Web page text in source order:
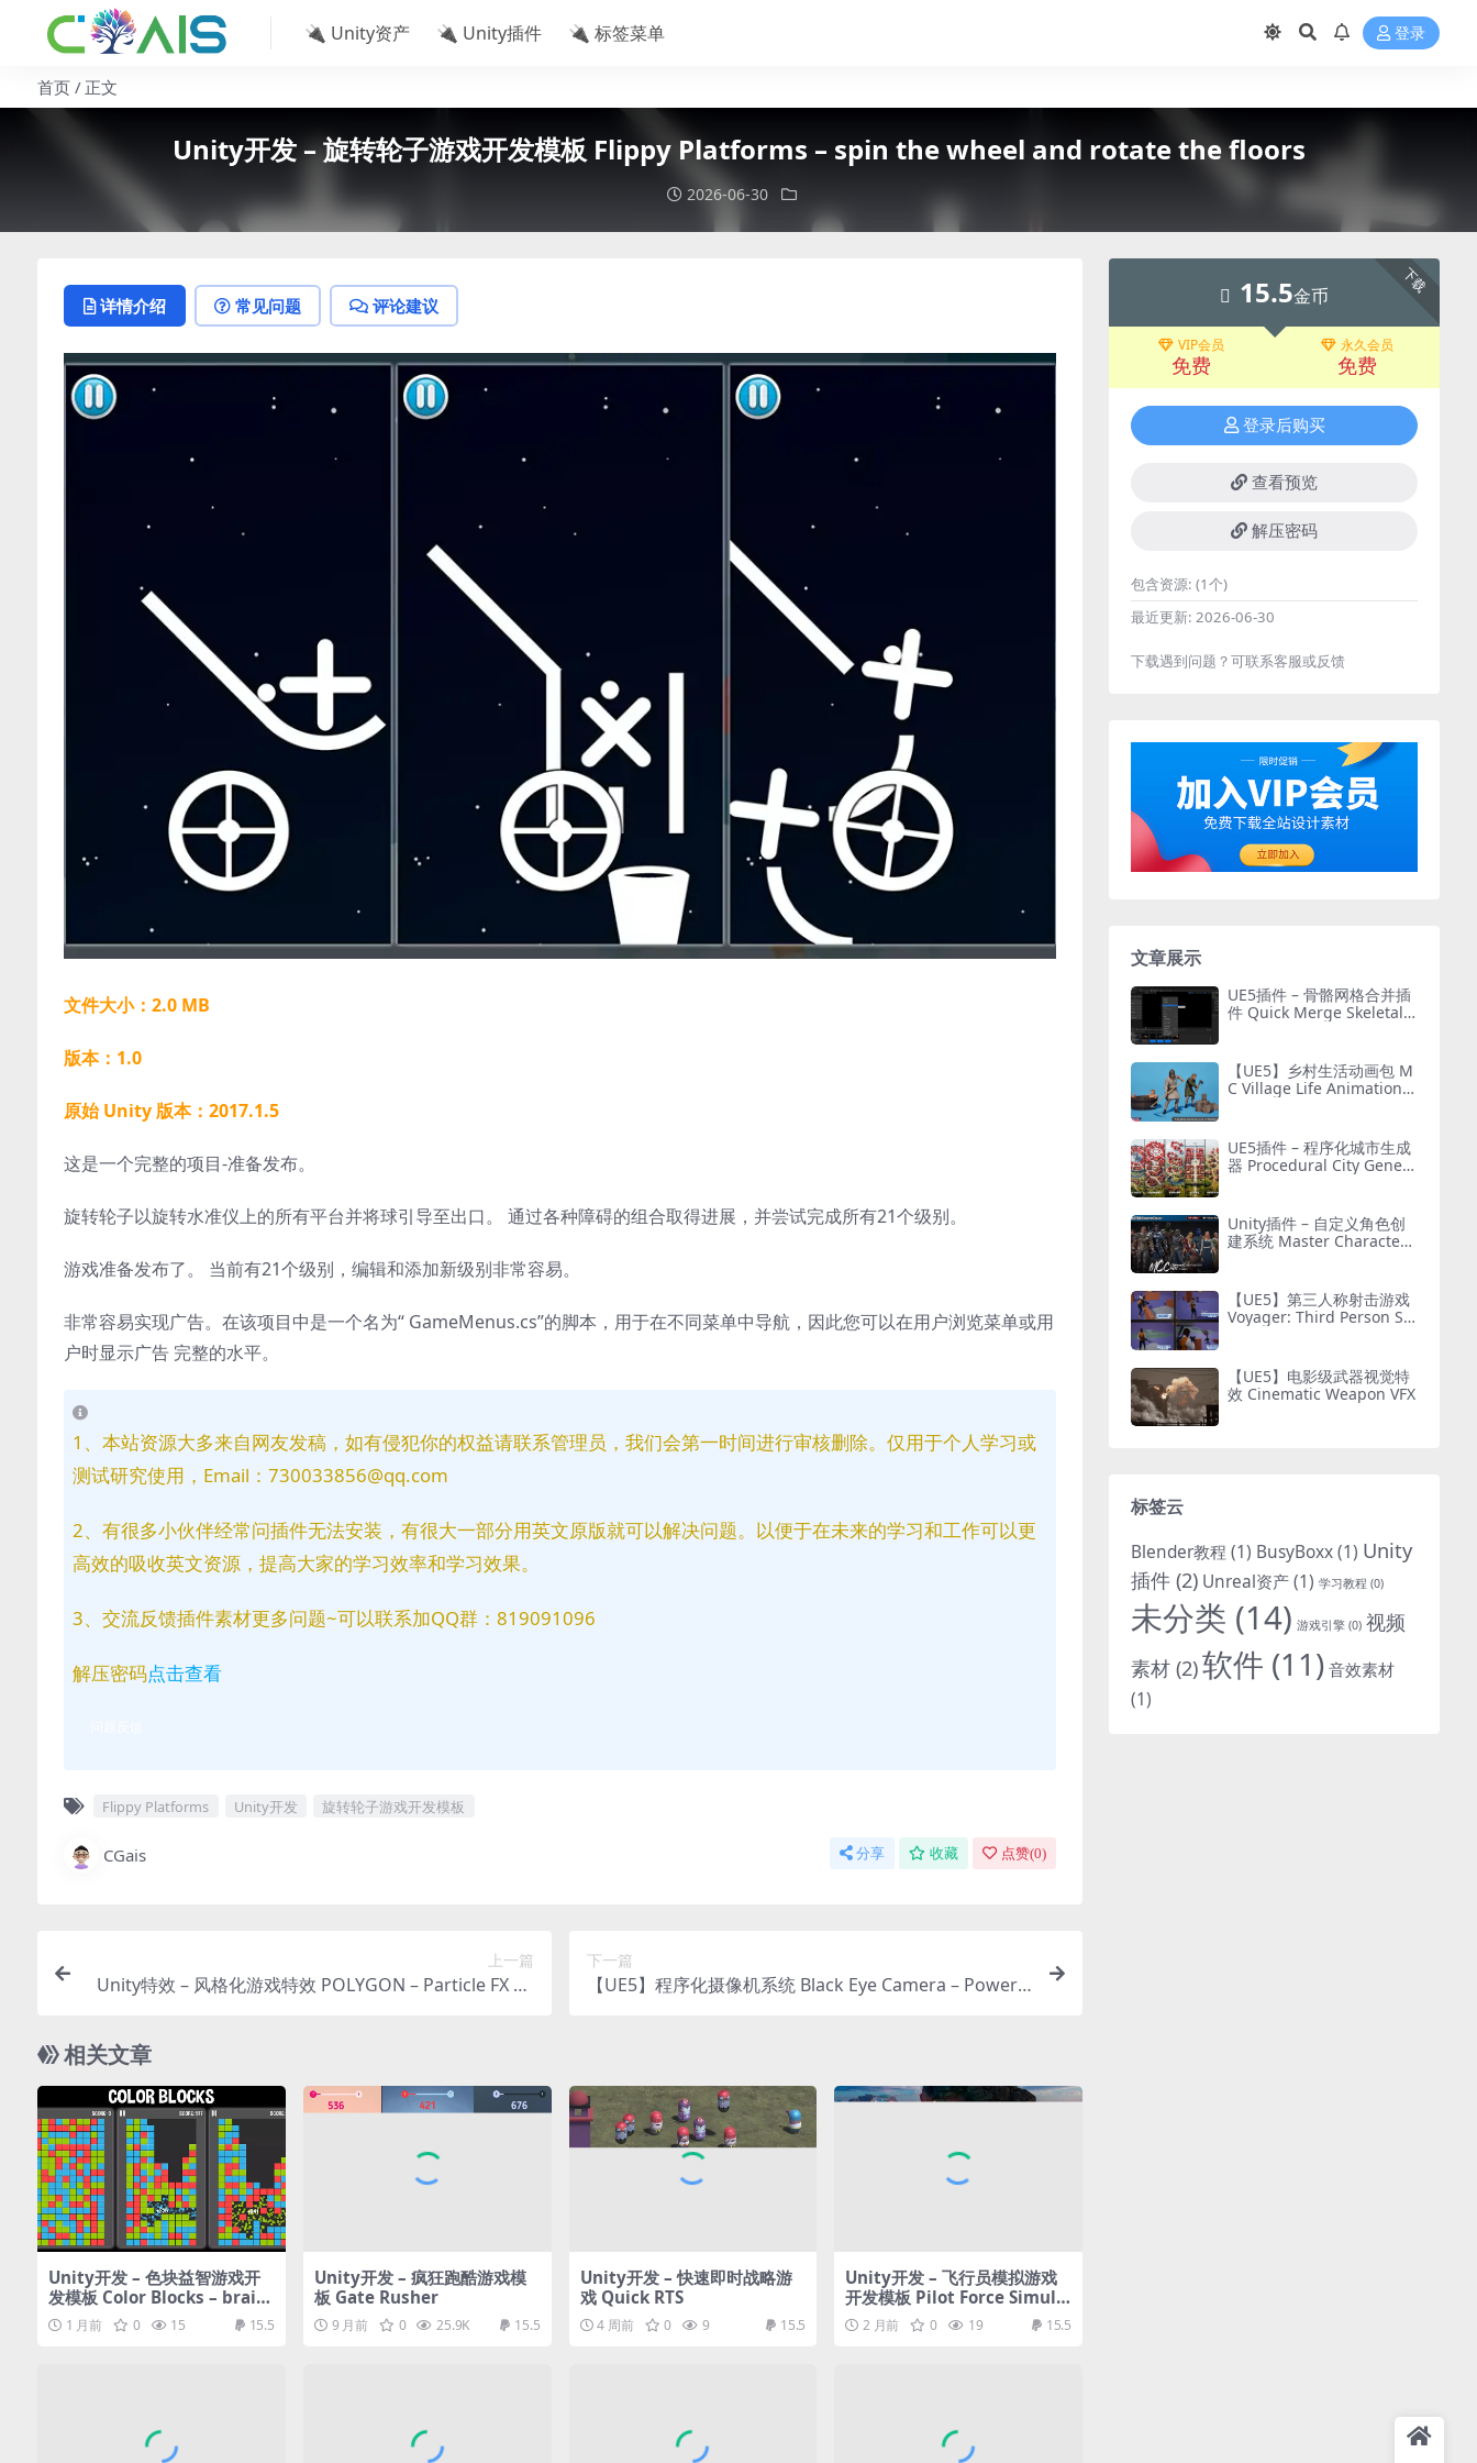
🔌 Unity资产 🔌 Unity插件 🔌 标签菜单 登录
首页 正文
Unity开发 – 旋转轮子游戏开发模板 Flippy Platforms – spin the wheel and rotate the floors
2026-06-30
详情介绍 常见问题 评论建议
文件大小：2.0 MB
版本：1.0
原始 Unity 版本：2017.1.5
这是一个完整的项目-准备发布。
旋转轮子以旋转水准仪上的所有平台并将球引导至出口。 通过各种障碍的组合取得进展，并尝试完成所有21个级别。
游戏准备发布了。 当前有21个级别，编辑和添加新级别非常容易。
非常容易实现广告。在该项目中是一个名为“ GameMenus.cs”的脚本，用于在不同菜单中导航，因此您可以在用户浏览菜单或用
户时显示广告 完整的水平。
1、本站资源大多来自网友发稿，如有侵犯你的权益请联系管理员，我们会第一时间进行审核删除。仅用于个人学习或
测试研究使用，Email：730033856@qq.com
2、有很多小伙伴经常问插件无法安装，有很大一部分用英文原版就可以解决问题。以便于在未来的学习和工作可以更
高效的吸收英文资源，提高大家的学习效率和学习效果。
3、交流反馈插件素材更多问题~可以联系加QQ群：819091096
解压密码点击查看
Flippy Platforms Unity开发 旋转轮子游戏开发模板
CGais 分享 收藏 点赞(0)
上一篇
Unity特效 – 风格化游戏特效 POLYGON – Particle FX Pa
下一篇
【UE5】程序化摄像机系统 Black Eye Camera – Powerf
相关文章
Unity开发 – 色块益智游戏开
发模板 Color Blocks – brain
teaser puzzle game – hype
r casual game template
1 月前 0 15 15.5
Unity开发 – 疯狂跑酷游戏模
板 Gate Rusher
9 月前 0 25.9K 15.5
Unity开发 – 快速即时战略游
戏 Quick RTS
4 周前 0 9 15.5
Unity开发 – 飞行员模拟游戏
开发模板 Pilot Force Simula
tor2 月前 0 19 15.5
下载
15.5金币
VIP会员
免费
永久会员
免费
登录后购买
查看预览
解压密码
包含资源: (1个)
最近更新: 2026-06-30
下载遇到问题？可联系客服或反馈
文章展示
UE5插件 – 骨骼网格合并插
件 Quick Merge Skeletal
【UE5】乡村生活动画包 M
C Village Life Animation P
UE5插件 – 程序化城市生成
器 Procedural City Genera
Unity插件 – 自定义角色创
建系统 Master Character
【UE5】第三人称射击游戏
Voyager: Third Person Sh
【UE5】电影级武器视觉特
效 Cinematic Weapon VFX
标签云
Blender教程 (1) BusyBoxx(1) Unity
插件 (2) Unreal资产(1) 学习教程 (0)
未分类 (14) 游戏引擎 (0) 视频
素材 (2)软件 (11)音效素材
(1)